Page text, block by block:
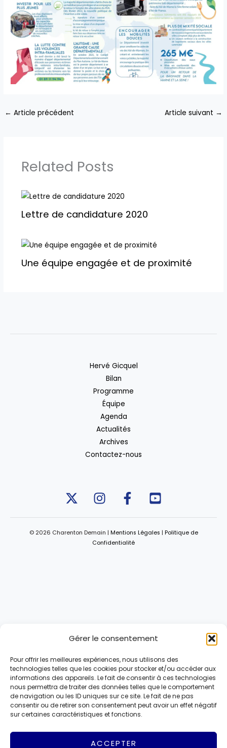
Gérer le consentement
Pour offrir les meilleures expériences, nous utilisons des
technologies telles que les cookies pour stocker et/ou accéder aux
informations des appareils. Le fait de consentir à ces technologies
nous permettra de traiter des données telles que le comportement
de navigation ou les ID uniques sur ce site. Le fait de ne pas
consentir ou de retirer son consentement peut avoir un effet négatif
sur certaines caractéristiques et fonctions.
ACCEPTER
← Article précédent Article suivant →
Related Posts
Lettre de candidature 2020
Une équipe engagée et de proximité
Hervé Gicquel
Bilan
Programme
Équipe
Agenda
Actualités
Archives
Contactez-nous
© 2026 Charenton Demain | Mentions Légales | Politique de
Confidentialité